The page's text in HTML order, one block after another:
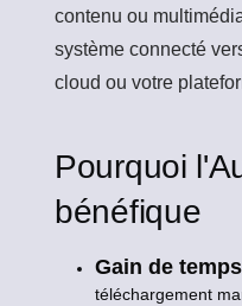
contenu ou
système connecté
cloud ou votre
Pourquoi
bénéfique
Gain de
téléchargement